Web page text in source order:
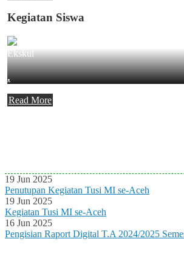
Kegiatan Siswa
Ekskul
.
Read More
19 Jun 2025
Penutupan Kegiatan Tusi MI se-Aceh
19 Jun 2025
Kegiatan Tusi MI se-Aceh
16 Jun 2025
Pengisian Raport Digital T.A 2024/2025